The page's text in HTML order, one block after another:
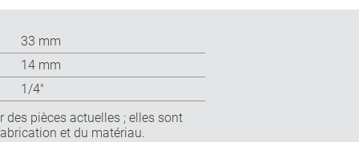
33 mm
14 mm
1/4″
des pièces actuelles ; elles sont
et du matériau.